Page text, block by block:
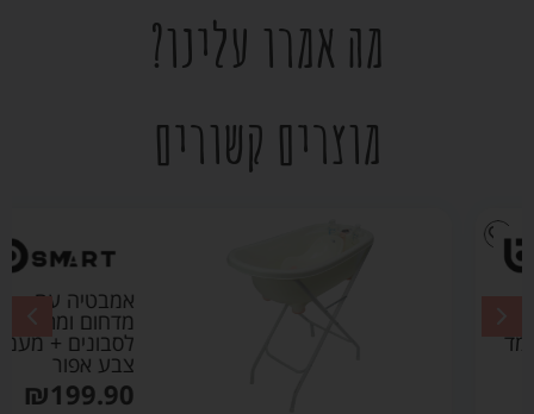
מה אמרו עלינו?
מוצרים קשורים
אמבטיה עם
מדחום ומתקן
לסבונים + מעמד
צבע אפור
₪199.90